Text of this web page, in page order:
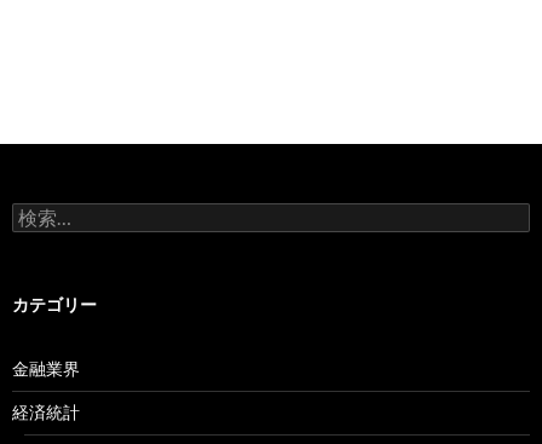
検
索:
カテゴリー
金融業界
経済統計